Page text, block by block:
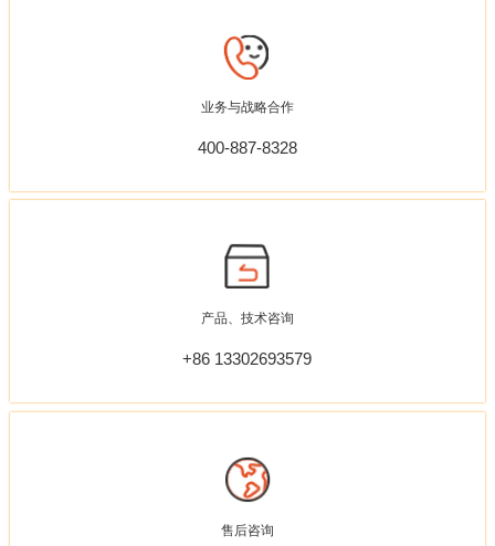
业务与战略合作
400-887-8328
产品、技术咨询
+86 13302693579
售后咨询